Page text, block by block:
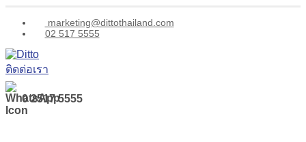
marketing@dittothailand.com
02 517 5555
ติดต่อเรา
0 2517 5555